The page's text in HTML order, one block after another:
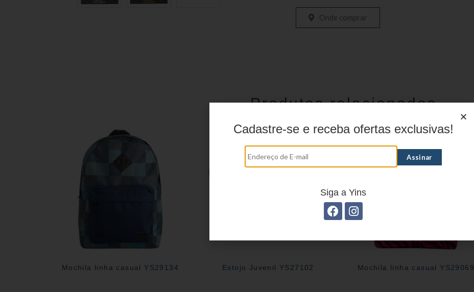
Onde comprar
Produtos relacionados
Mochila linha casual YS29134 Estojo Juvenil YS27102 Mochila linha casual YS29069
Cadastre-se e receba ofertas exclusivas!
Siga a Yins